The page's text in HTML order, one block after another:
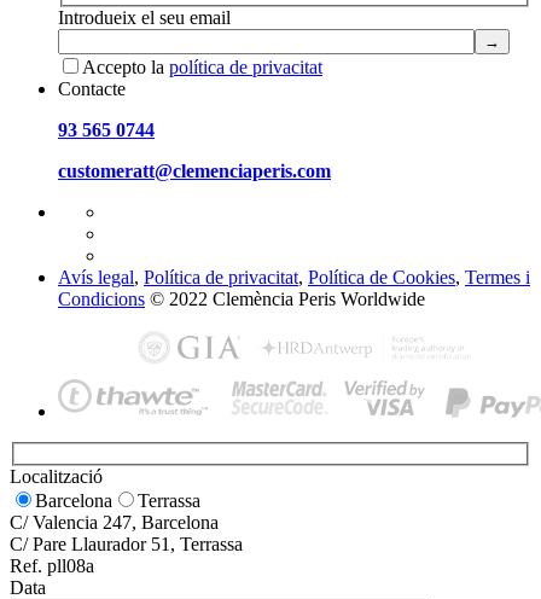
Introdueix el seu email
Accepto la política de privacitat
Contacte
93 565 0744
customeratt@clemenciaperis.com
Avís legal, Política de privacitat, Política de Cookies, Termes i
Condicions © 2022 Clemència Peris Worldwide
Localització
Barcelona
Terrassa
C/ Valencia 247, Barcelona
C/ Pare Llaurador 51, Terrassa
Ref. pll08a
Data